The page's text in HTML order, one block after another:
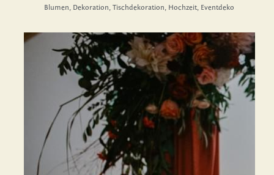
Blumen, Dekoration, Tischdekoration, Hochzeit, Eventdeko